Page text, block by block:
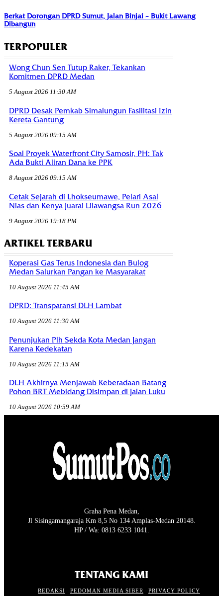
Berkat Dorongan DPRD Sumut, Jalan Binjai – Bukit Lawang
Dibangun
TERPOPULER
Wong Chun Sen Tutup Raker, Tekankan
Komitmen DPRD Medan
5 August 2026 11:30 AM
DPRD Desak Pemkab Simalungun Fasilitasi Izin
Kereta Gantung
5 August 2026 09:15 AM
Soal Proyek Waterfront City Samosir, PH: Tak
Ada Bukti Aliran Dana ke PPK
8 August 2026 09:15 AM
Cetak Sejarah di Lhokseumawe, Pelari Asal
Nias dan Kenya Juarai Lilawangsa Run 2026
9 August 2026 19:18 PM
ARTIKEL TERBARU
Koperasi Gas Terus Indonesia dan Bulog
Medan Salurkan Pangan ke Masyarakat
10 August 2026 11:45 AM
DPRD: Transparansi DLH Lambat
10 August 2026 11:30 AM
Penunjukan Plh Sekda Kota Medan Jangan
Karena Kedekatan
10 August 2026 11:15 AM
DLH Akhirnya Menjawab Keberadaan Batang
Pohon BRT Mebidang Disimpan di Jalan Luku
10 August 2026 10:59 AM
Graha Pena Medan,
Jl Sisingamangaraja Km 8,5 No 134 Amplas-Medan 20148.
HP / Wa: 0813 6233 1041.
TENTANG KAMI
REDAKSI PEDOMAN MEDIA SIBER
PRIVACY POLICY